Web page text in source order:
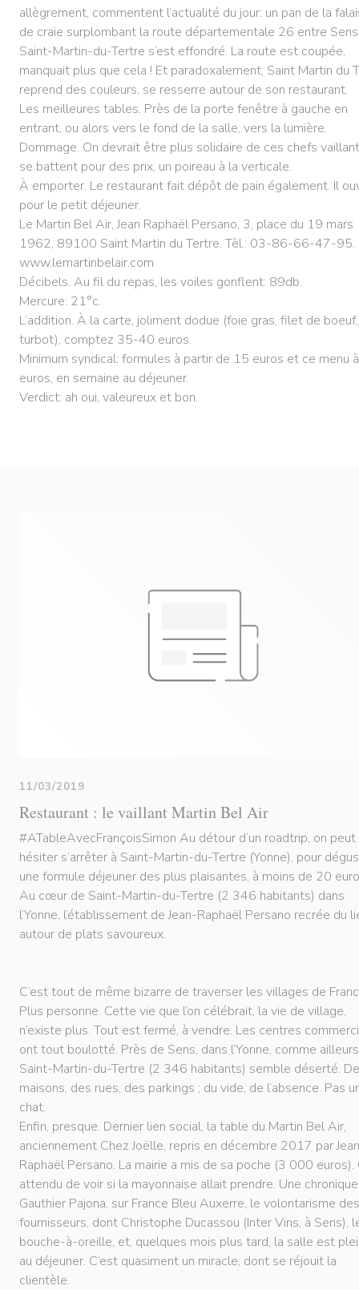
allègrement, commentent l’actualité du jour: un pan de la
de craie surplombant la route départementale 26 entre
Saint-Martin-du-Tertre s’est effondré. La route est coupée,
manquait plus que cela ! Et paradoxalement, Saint Martin du
reprend des couleurs, se resserre autour de son restaurant.
Les meilleures tables. Près de la porte fenêtre à gauche en
entrant, ou alors vers le fond de la salle, vers la lumière.
Dommage. On devrait être plus solidaire de ces chefs
se battent pour des prix, un poireau à la verticale.
À emporter. Le restaurant fait dépôt de pain également. Il
pour le petit déjeuner.
Le Martin Bel Air, Jean Raphaël Persano, 3, place du 19 mars
1962, 89100 Saint Martin du Tertre. Tèl.: 03-86-66-47-95.
www.lemartinbelair.com
Décibels. Au fil du repas, les voiles gonflent: 89db.
Mercure: 21°c.
L’addition. À la carte, joliment dodue (foie gras, filet de boeuf,
turbot), comptez 35-40 euros.
Minimum syndical: formules à partir de 15 euros et ce menu
euros, en semaine au déjeuner.
Verdict: ah oui, valeureux et bon.
Restaurant : le vaillant Martin Bel Air
11/03/2019
#ATableAvecFrançoisSimon Au détour d’un roadtrip, on peut
hésiter s’arrêter à Saint-Martin-du-Tertre (Yonne), pour
une formule déjeuner des plus plaisantes, à moins de 20
Au cœur de Saint-Martin-du-Tertre (2 346 habitants) dans
l’Yonne, l’établissement de Jean-Raphaël Persano recrée du
autour de plats savoureux.
C’est tout de même bizarre de traverser les villages de
Plus personne. Cette vie que l’on célébrait, la vie de village,
n’existe plus. Tout est fermé, à vendre. Les centres
ont tout boulotté. Près de Sens, dans l’Yonne, comme
Saint-Martin-du-Tertre (2 346 habitants) semble déserté.
maisons, des rues, des parkings ; du vide, de l’absence. Pas
chat.
Enfin, presque. Dernier lien social, la table du Martin Bel Air,
anciennement Chez Joëlle, repris en décembre 2017 par
Raphaël Persano. La mairie a mis de sa poche (3 000 euros).
attendu de voir si la mayonnaise allait prendre. Une
Gauthier Pajona, sur France Bleu Auxerre, le volontarisme des
fournisseurs, dont Christophe Ducassou (Inter Vins, à Sens),
bouche-à-oreille, et, quelques mois plus tard, la salle est
au déjeuner. C’est quasiment un miracle, dont se réjouit la
clientèle.